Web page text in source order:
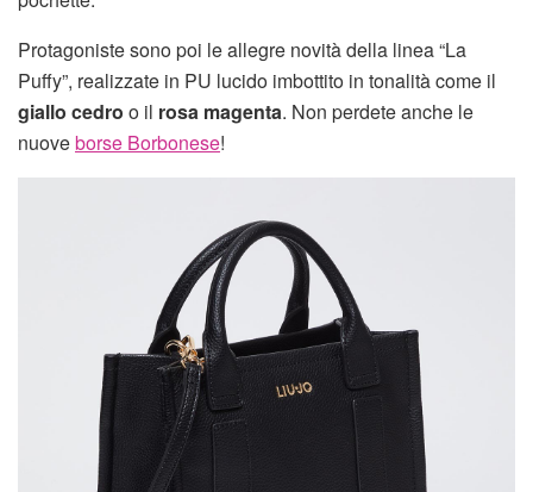
Protagoniste sono poi le allegre novità della linea “La
Puffy”, realizzate in PU lucido imbottito in tonalità come il
giallo cedro o il rosa magenta. Non perdete anche le
nuoveborse Borbonese!